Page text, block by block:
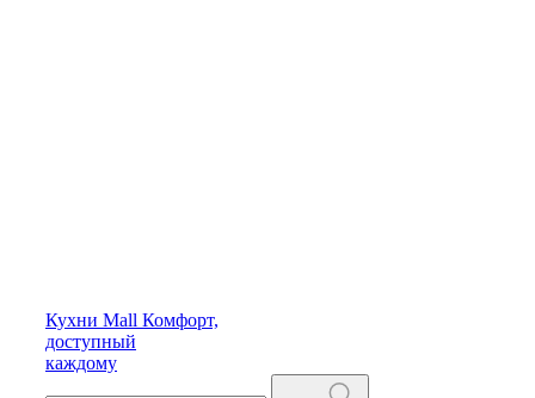
Кухни Mall Комфорт,
доступный
каждому